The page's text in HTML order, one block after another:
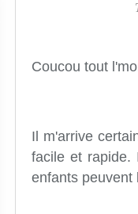
Coucou tout
Il m'arrive
facile et rapide.
enfants peuvent